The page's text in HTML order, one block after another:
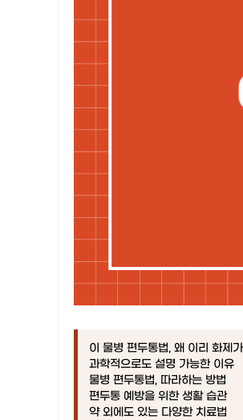
이 물병 편두통법, 왜 이리 화제
과학적으로도 설명 가능한 이유
물병 편두통법, 따라하는 방법
편두통 예방을 위한 생활 습관
약 외에도 있는 다양한 치료법